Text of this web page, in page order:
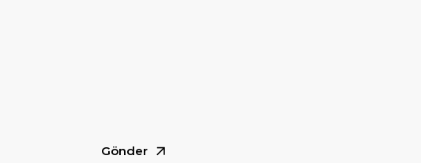
Gönder